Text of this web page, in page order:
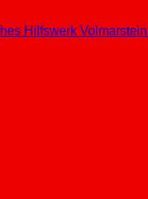
Hilfswerk Volmarstein